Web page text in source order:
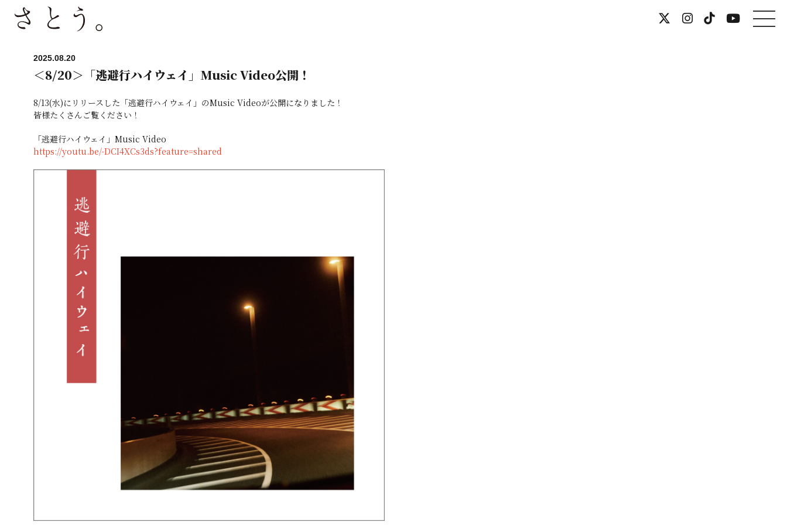
2025.08.20
＜8/20＞「逃避行ハイウェイ」Music Video公開！
8/13(水)にリリースした「逃避行ハイウェイ」のMusic Videoが公開になりました！
皆様たくさんご覧ください！
「逃避行ハイウェイ」Music Video
https://youtu.be/-DCI4XCs3ds?feature=shared